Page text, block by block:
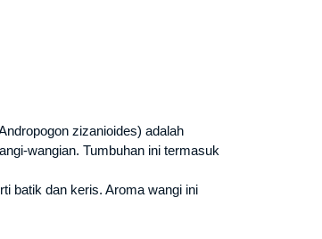
zizanioides) adalah
wangian. Tumbuhan ini termasuk
batik dan keris. Aroma wangi ini